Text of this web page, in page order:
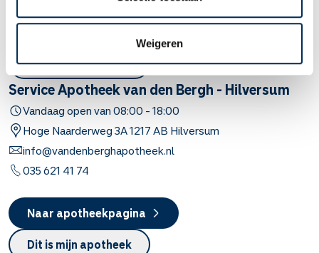
Weigeren
Dit is mijn apotheek
Service Apotheek van den Bergh - Hilversum
Vandaag open van08:00 -18:00
Hoge Naarderweg3A1217 AB Hilversum
info@vandenberghapotheek.nl
035 621 41 74
Naar apotheekpagina
Dit is mijn apotheek